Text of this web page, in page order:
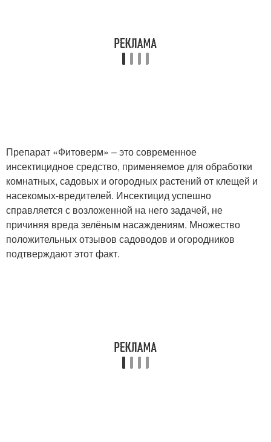
Препарат «Фитоверм» – это современное
инсектицидное средство, применяемое для обработки
комнатных, садовых и огородных растений от клещей и
насекомых-вредителей. Инсектицид успешно
справляется с возложенной на него задачей, не
причиняя вреда зелёным насаждениям. Множество
положительных отзывов садоводов и огородников
подтверждают этот факт.